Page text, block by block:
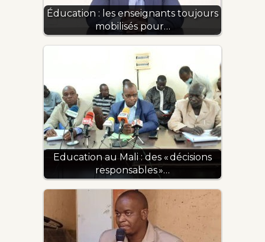
Éducation : les enseignants toujours
mobilisés pour…
Education au Mali : des « décisions
responsables »…